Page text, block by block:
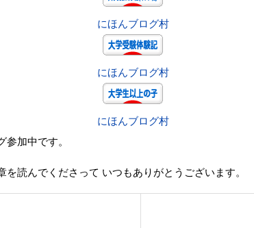
にほんブログ村
にほんブログ村
にほんブログ村
参加中です。
読んでくださって いつもありがとうございます。